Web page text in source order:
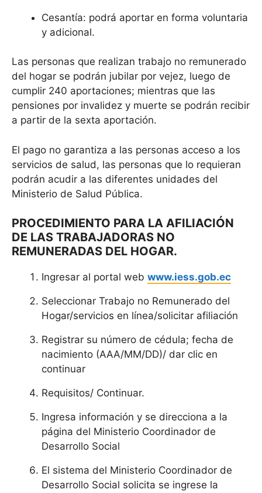
Cesantía: podrá aportar en forma voluntaria
y adicional.
Las personas que realizan trabajo no remunerado
del hogar se podrán jubilar por vejez, luego de
cumplir 240 aportaciones; mientras que las
pensiones por invalidez y muerte se podrán recibir
a partir de la sexta aportación.
El pago no garantiza a las personas acceso a los
servicios de salud, las personas que lo requieran
podrán acudir a las diferentes unidades del
Ministerio de Salud Pública.
PROCEDIMIENTO PARA LA AFILIACIÓN
DE LAS TRABAJADORAS NO
REMUNERADAS DEL HOGAR.
Ingresar al portal web www.iess.gob.ec
Seleccionar Trabajo no Remunerado del
Hogar/servicios en línea/solicitar afiliación
Registrar su número de cédula; fecha de
nacimiento (AAA/MM/DD)/ dar clic en
continuar
Requisitos/ Continuar.
Ingresa información y se direcciona a la
página del Ministerio Coordinador de
Desarrollo Social
El sistema del Ministerio Coordinador de
Desarrollo Social solicita se ingrese la